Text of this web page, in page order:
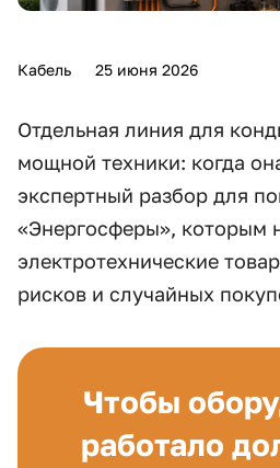
Кабель 25 июня 2026
Отдельная линия для
мощной техники: когда
экспертный разбор для
«Энергосферы», которым
электротехнические
рисков и случайных
Чтобы
работало